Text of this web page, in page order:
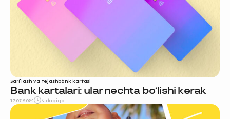
Sarflash va tejashbank kartasi
Bank kartalari: ular nechta bo‘lishi kerak
17.07.2024 4 daqiqa